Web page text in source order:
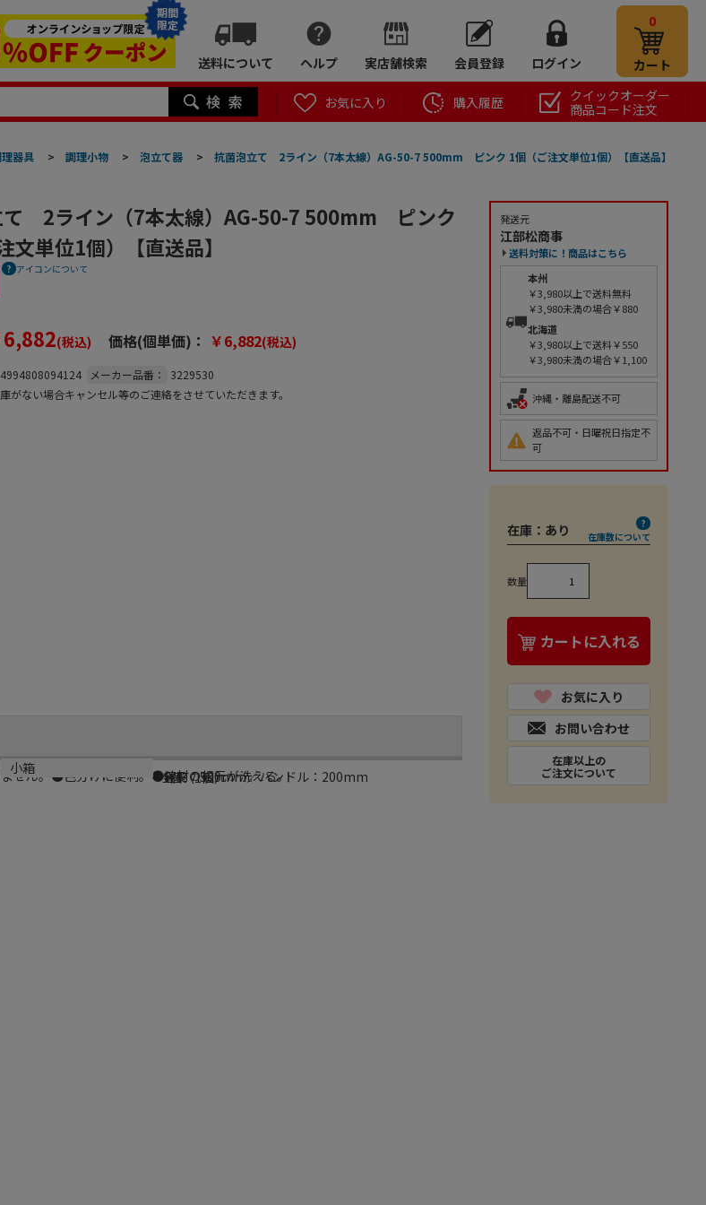
期間
限定
送料について ヘルプ 実店舗検索 会員登録 ログイン
0
カート
お気に入り 購入履歴
クイックオーダー
商品コード注文
器具 > 調理小物 > 泡立て器 > 抗菌泡立て 2ライン（7本太線）AG-50-7 500mm ピンク 1個（ご注文単位1個）【直送品】
て 2ライン（7本太線）AG-50-7 500mm ピンク
文単位1個）【直送品】
アイコンについて
6,882(税込) 価格(個単価)： ￥6,882(税込)
4994808094124 メーカー品番：
3229530
がない場合キャンセル等のご連絡をさせていただきます。
せん。●色分けに便利。●線材の根元が洗える。
サイズ
全長：500mm／ハンドル：200mm
小箱
1個（1個）
発送元
江部松商事
送料対策に！商品はこちら
本州
￥3,980以上で送料無料
￥3,980未満の場合￥880
北海道
￥3,980以上で送料￥550
￥3,980未満の場合￥1,100
沖縄・離島配送不可
返品不可・日曜祝日指定不
可
在庫： あり 在庫数について
数量
カートに入れる
お気に入り
お問い合わせ
在庫以上の
ご注文について